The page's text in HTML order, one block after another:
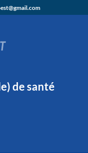
de santé